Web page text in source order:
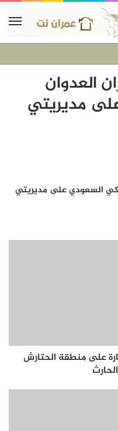
العدوان
مديريتي
السعودي على مديريتي
على منطقة الحتارش